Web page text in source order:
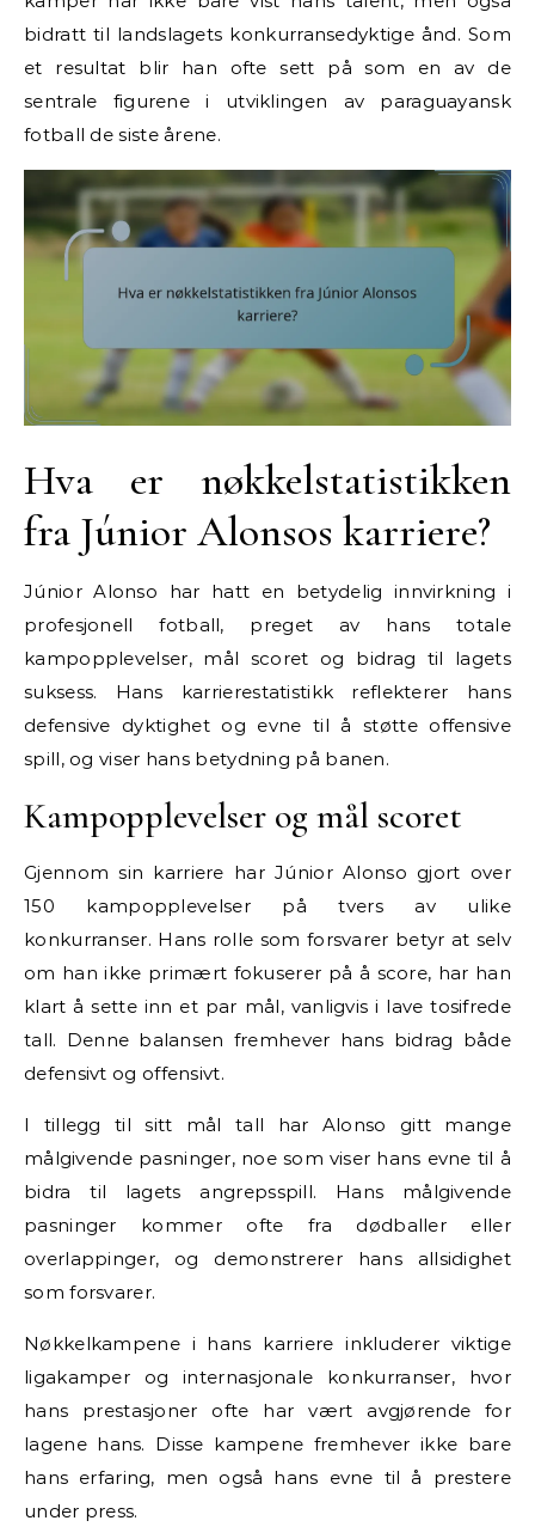
bidratt til landslagets konkurransedyktige ånd. Som
et resultat blir han ofte sett på som en av de
sentrale figurene i utviklingen av paraguayansk
fotball de siste årene.
Hva er nøkkelstatistikken
fra Júnior Alonsos karriere?
Júnior Alonso har hatt en betydelig innvirkning i
profesjonell fotball, preget av hans totale
kampopplevelser, mål scoret og bidrag til lagets
suksess. Hans karrierestatistikk reflekterer hans
defensive dyktighet og evne til å støtte offensive
spill, og viser hans betydning på banen.
Kampopplevelser og mål scoret
Gjennom sin karriere har Júnior Alonso gjort over
150 kampopplevelser på tvers av ulike
konkurranser. Hans rolle som forsvarer betyr at selv
om han ikke primært fokuserer på å score, har han
klart å sette inn et par mål, vanligvis i lave tosifrede
tall. Denne balansen fremhever hans bidrag både
defensivt og offensivt.
I tillegg til sitt mål tall har Alonso gitt mange
målgivende pasninger, noe som viser hans evne til å
bidra til lagets angrepsspill. Hans målgivende
pasninger kommer ofte fra dødballer eller
overlappinger, og demonstrerer hans allsidighet
som forsvarer.
Nøkkelkampene i hans karriere inkluderer viktige
ligakamper og internasjonale konkurranser, hvor
hans prestasjoner ofte har vært avgjørende for
lagene hans. Disse kampene fremhever ikke bare
hans erfaring, men også hans evne til å prestere
under press.